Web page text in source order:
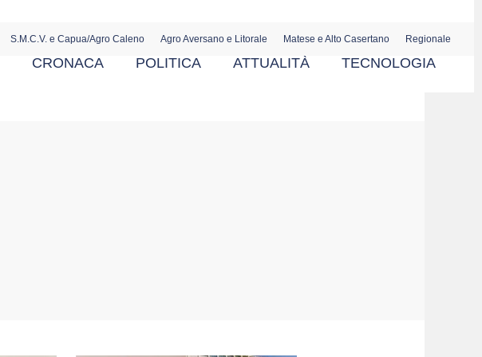
S.M.C.V. e Capua/Agro Caleno Agro Aversano e Litorale Matese e Alto Casertano Regionale
CRONACA POLITICA ATTUALITÀ TECNOLOGIA